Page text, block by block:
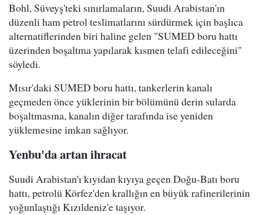
Bohl, Süveyş'teki sınırlamaların, Suudi Arabistan'ın
düzenli ham petrol teslimatlarını sürdürmek için başlıca
alternatiflerinden biri haline gelen "SUMED boru hattı
üzerinden boşaltma yapılarak kısmen telafi edileceğini"
söyledi.
Mısır'daki SUMED boru hattı, tankerlerin kanalı
geçmeden önce yüklerinin bir bölümünü derin sularda
boşaltmasına, kanalın diğer tarafında ise yeniden
yüklemesine imkan sağlıyor.
Yenbu'da artan ihracat
Suudi Arabistan'ı kıyıdan kıyıya geçen Doğu-Batı boru
hattı, petrolü Körfez'den krallığın en büyük rafinerilerinin
yoğunlaştığı Kızıldeniz'e taşıyor.